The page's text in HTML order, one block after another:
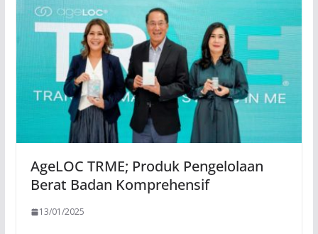
AgeLOC TRME; Produk Pengelolaan
Berat Badan Komprehensif
13/01/2025